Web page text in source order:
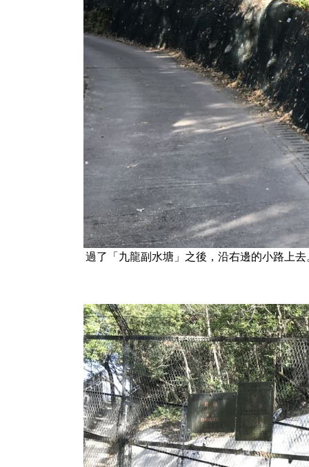
過了「九龍副水塘」之後，沿右邊的小路上去